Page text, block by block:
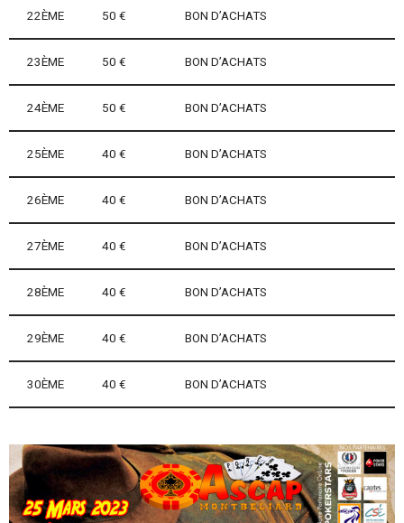
22ÈME 50 € BON D’ACHATS
23ÈME 50 € BON D’ACHATS
24ÈME 50 € BON D’ACHATS
25ÈME 40 € BON D’ACHATS
26ÈME 40 € BON D’ACHATS
27ÈME 40 € BON D’ACHATS
28ÈME 40 € BON D’ACHATS
29ÈME 40 € BON D’ACHATS
30ÈME 40 € BON D’ACHATS